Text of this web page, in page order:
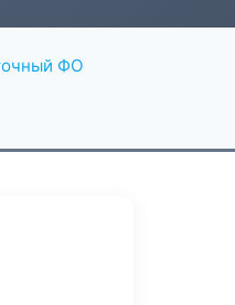
ФО